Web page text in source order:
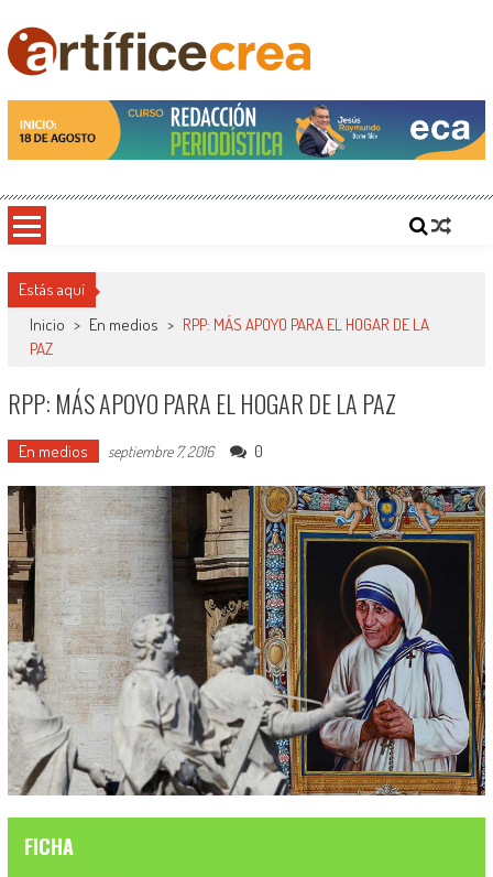
contenido
Artificecrea
Blog de Artífice Comunicadores, elaboramos contenidos periodísticos y editoriales en
diversos formatos, capacitamos en temas de comunicación y educación.
Estás aquí
Inicio > En medios > RPP: MÁS APOYO PARA EL HOGAR DE LA
PAZ
RPP: MÁS APOYO PARA EL HOGAR DE LA PAZ
En medios septiembre 7, 2016 0
FICHA